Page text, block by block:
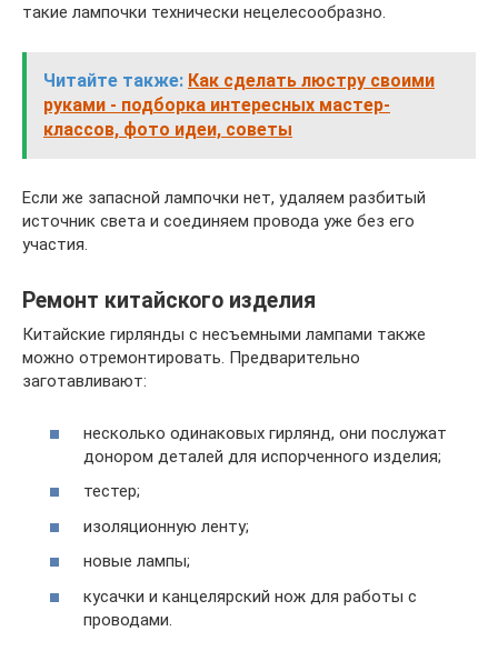
такие лампочки технически нецелесообразно.
Читайте также: Как сделать люстру своими
руками - подборка интересных мастер-
классов, фото идеи, советы
Если же запасной лампочки нет, удаляем разбитый
источник света и соединяем провода уже без его
участия.
Ремонт китайского изделия
Китайские гирлянды с несъемными лампами также
можно отремонтировать. Предварительно
заготавливают:
несколько одинаковых гирлянд, они послужат
донором деталей для испорченного изделия;
тестер;
изоляционную ленту;
новые лампы;
кусачки и канцелярский нож для работы с
проводами.